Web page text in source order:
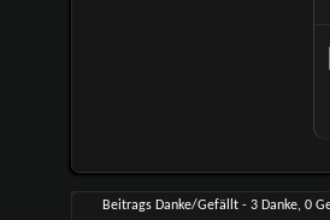
Beitrags Danke/Gefällt - 3 Danke, 0